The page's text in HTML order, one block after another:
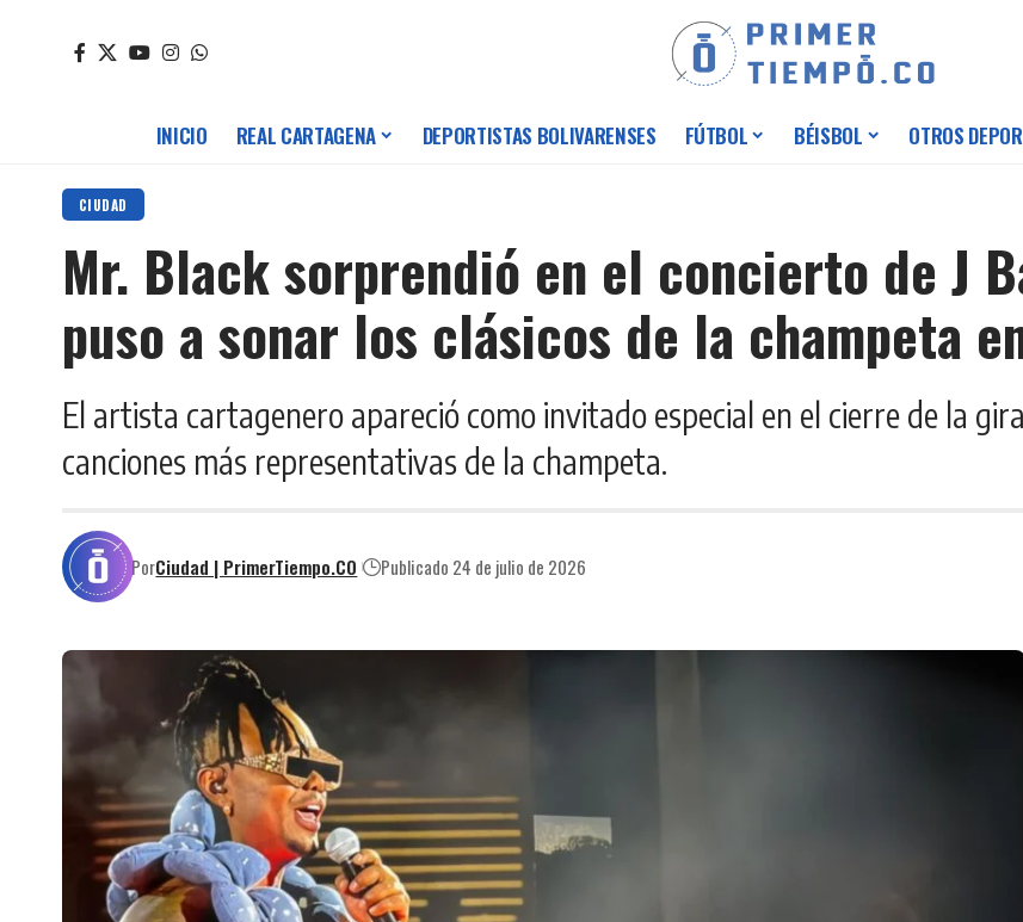
INICIO REAL CARTAGENA DEPORTISTAS BOLIVARENSES FÚTBOL BÉISBOL OTROS
CIUDAD
Mr. Black sorprendió en el concierto de J
puso a sonar los clásicos de la champeta
El artista cartagenero apareció como invitado especial en el cierre de la
canciones más representativas de la champeta.
PorCiudad | PrimerTiempo.CO Publicado 24 de julio de 2026